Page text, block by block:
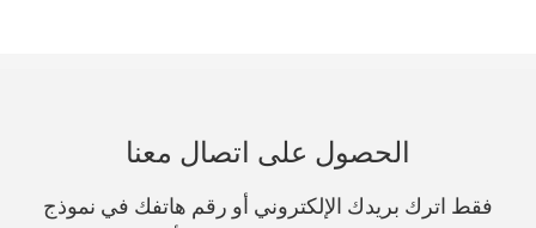
الحصول على اتصال معنا
فقط اترك بريدك الإلكتروني أو رقم هاتفك في نموذج